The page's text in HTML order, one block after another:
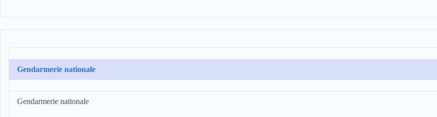
Gendarmerie nationale
Gendarmerie nationale